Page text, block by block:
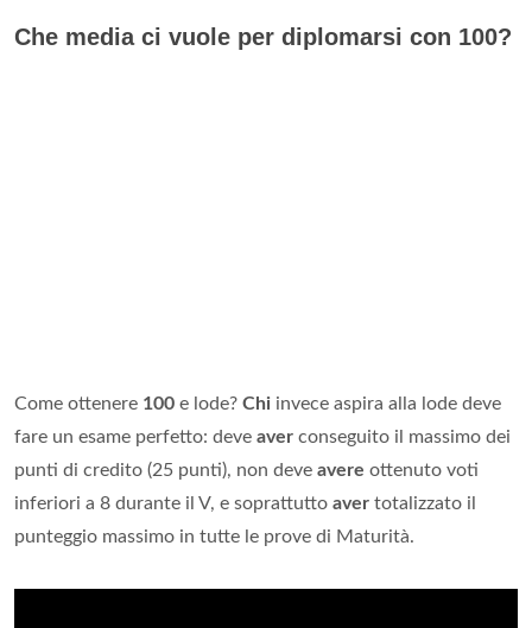
Che media ci vuole per diplomarsi con 100?
Come ottenere 100 e lode? Chi invece aspira alla lode deve
fare un esame perfetto: deve aver conseguito il massimo dei
punti di credito (25 punti), non deve avere ottenuto voti
inferiori a 8 durante il V, e soprattutto aver totalizzato il
punteggio massimo in tutte le prove di Maturità.